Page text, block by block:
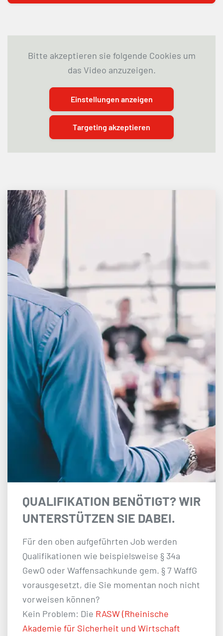
Bitte akzeptieren sie folgende Cookies um
das Video anzuzeigen.
Einstellungen anzeigen
Targeting akzeptieren
QUALIFIKATION BENÖTIGT? WIR
UNTERSTÜTZEN SIE DABEI.
Für den oben aufgeführten Job werden
Qualifikationen wie beispielsweise § 34a
GewO oder Waffensachkunde gem. § 7 WaffG
vorausgesetzt, die Sie momentan noch nicht
vorweisen können?
Kein Problem: Die RASW (Rheinische
Akademie für Sicherheit und Wirtschaft